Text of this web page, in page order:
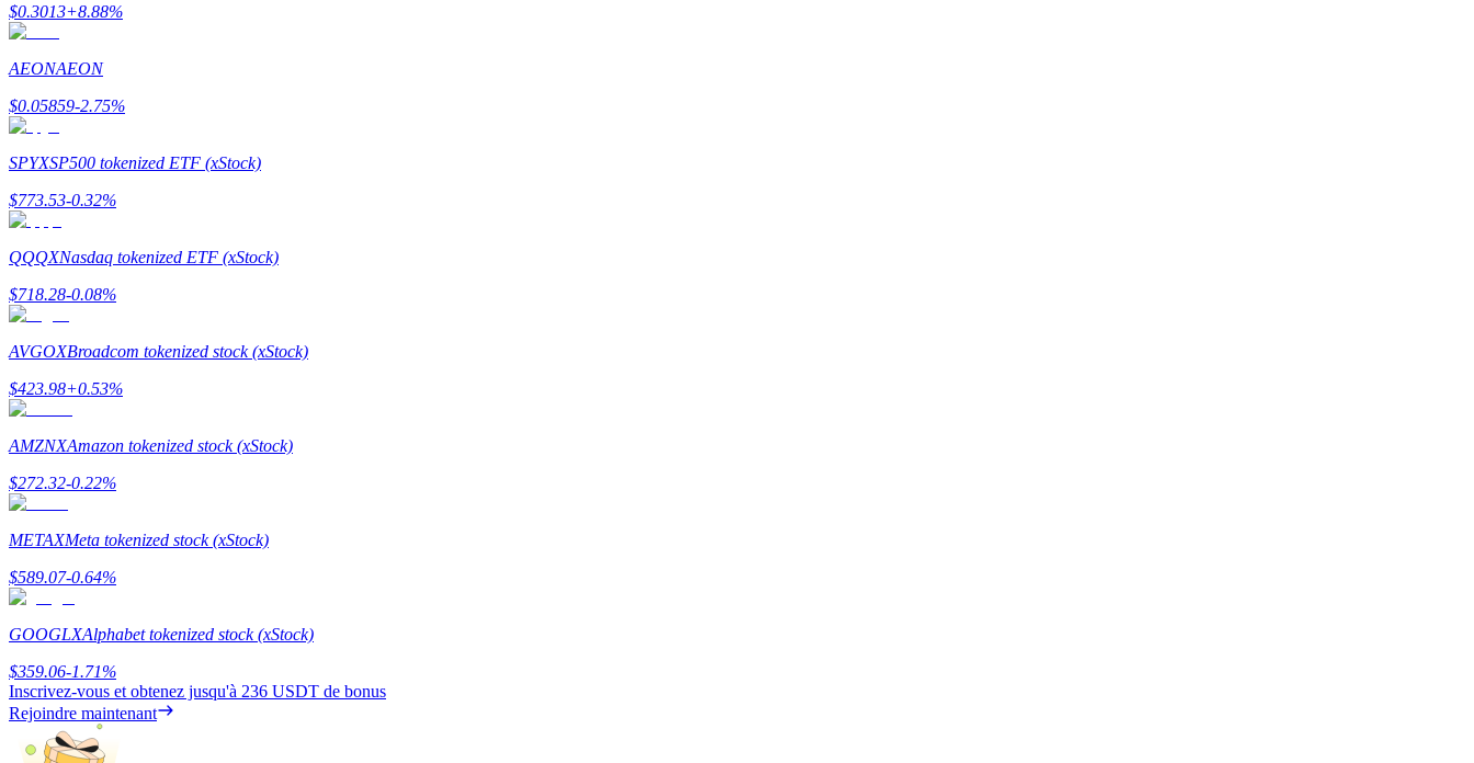
Information
Analyse de mégadonnées, y compris des informations commerciales, etc.
Guide
Guide de démarrage des contrats à terme
Stratégies de trading
$0.3013+8.88%
AEONAEON
$0.05859-2.75%
SPYXSP500 tokenized ETF (xStock)
$773.53-0.32%
QQQXNasdaq tokenized ETF (xStock)
$718.28-0.08%
AVGOXBroadcom tokenized stock (xStock)
$423.98+0.53%
AMZNXAmazon tokenized stock (xStock)
$272.32-0.22%
METAXMeta tokenized stock (xStock)
$589.07-0.64%
GOOGLXAlphabet tokenized stock (xStock)
$359.06-1.71%
Inscrivez-vous et obtenez jusqu'à 236 USDT de bonus
Rejoindre maintenant